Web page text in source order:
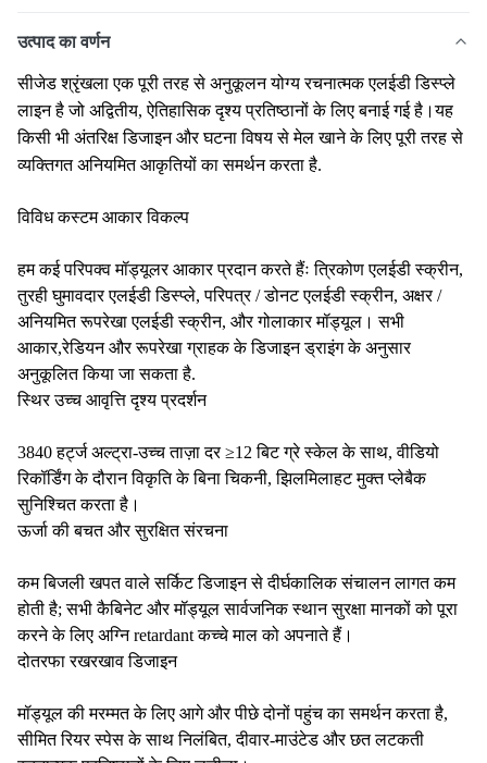
उत्पाद का वर्णन
सीजेड श्रृंखला एक पूरी तरह से अनुकूलन योग्य रचनात्मक एलईडी डिस्प्ले
लाइन है जो अद्वितीय, ऐतिहासिक दृश्य प्रतिष्ठानों के लिए बनाई गई है।यह
किसी भी अंतरिक्ष डिजाइन और घटना विषय से मेल खाने के लिए पूरी तरह से
व्यक्तिगत अनियमित आकृतियों का समर्थन करता है.
विविध कस्टम आकार विकल्प
हम कई परिपक्व मॉड्यूलर आकार प्रदान करते हैंः त्रिकोण एलईडी स्क्रीन,
तुरही घुमावदार एलईडी डिस्प्ले, परिपत्र / डोनट एलईडी स्क्रीन, अक्षर /
अनियमित रूपरेखा एलईडी स्क्रीन, और गोलाकार मॉड्यूल। सभी
आकार,रेडियन और रूपरेखा ग्राहक के डिजाइन ड्राइंग के अनुसार
अनुकूलित किया जा सकता है.
स्थिर उच्च आवृत्ति दृश्य प्रदर्शन
3840 हर्ट्ज अल्ट्रा-उच्च ताज़ा दर ≥12 बिट ग्रे स्केल के साथ, वीडियो
रिकॉर्डिंग के दौरान विकृति के बिना चिकनी, झिलमिलाहट मुक्त प्लेबैक
सुनिश्चित करता है।
ऊर्जा की बचत और सुरक्षित संरचना
कम बिजली खपत वाले सर्किट डिजाइन से दीर्घकालिक संचालन लागत कम
होती है; सभी कैबिनेट और मॉड्यूल सार्वजनिक स्थान सुरक्षा मानकों को पूरा
करने के लिए अग्नि retardant कच्चे माल को अपनाते हैं।
दोतरफा रखरखाव डिजाइन
मॉड्यूल की मरम्मत के लिए आगे और पीछे दोनों पहुंच का समर्थन करता है,
सीमित रियर स्पेस के साथ निलंबित, दीवार-माउंटेड और छत लटकती